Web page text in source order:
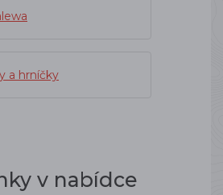
a hrníčky
v nabídce